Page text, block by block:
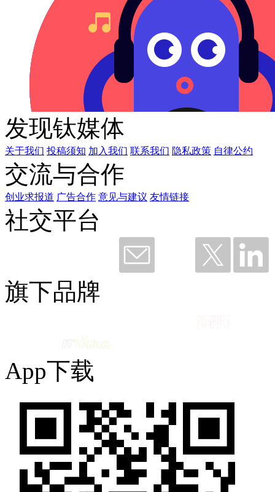
谢谢钉钉，听我说——与钉同行12载
2026-06-11 09:49
发现钛媒体
关于我们 投稿须知 加入我们 联系我们 隐私政策 自律公约
交流与合作
创业求报道 广告合作 意见与建议 友情链接
社交平台
旗下品牌
App下载